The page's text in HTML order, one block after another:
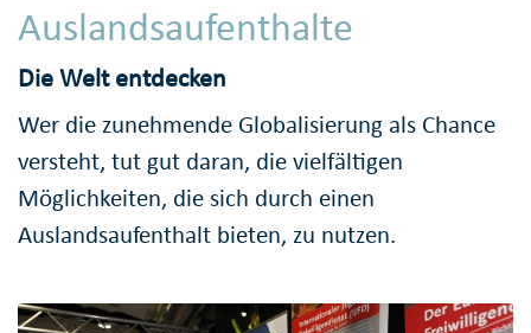
Auslandsaufenthalte
Die Welt entdecken
Wer die zunehmende Globalisierung als Chance
versteht, tut gut daran, die vielfältigen
Möglichkeiten, die sich durch einen
Auslandsaufenthalt bieten, zu nutzen.